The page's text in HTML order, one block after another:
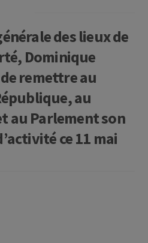
des lieux de
Dominique
remettre au
au
au Parlement son
ce 11 mai